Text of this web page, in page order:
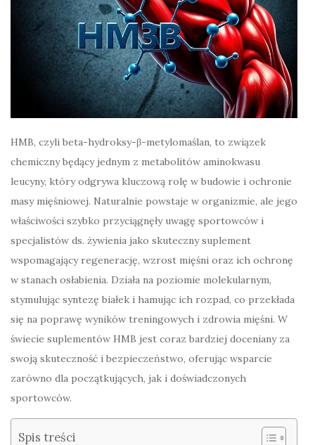
HMB, czyli beta-hydroksy-β-metylomaślan, to związek
chemiczny będący jednym z metabolitów aminokwasu
leucyny, który odgrywa kluczową rolę w budowie i ochronie
masy mięśniowej. Naturalnie powstaje w organizmie, ale jego
właściwości szybko przyciągnęły uwagę sportowców i
specjalistów ds. żywienia jako skuteczny suplement
wspomagający regenerację, wzrost mięśni oraz ich ochronę
w stanach osłabienia. Działa na poziomie molekularnym,
stymulując syntezę białek i hamując ich rozpad, co przekłada
się na poprawę wyników treningowych i zdrowia mięśni. W
świecie suplementów HMB jest coraz bardziej doceniany za
swoją skuteczność i bezpieczeństwo, oferując wsparcie
zarówno dla początkujących, jak i doświadczonych
sportowców.
Spis treści